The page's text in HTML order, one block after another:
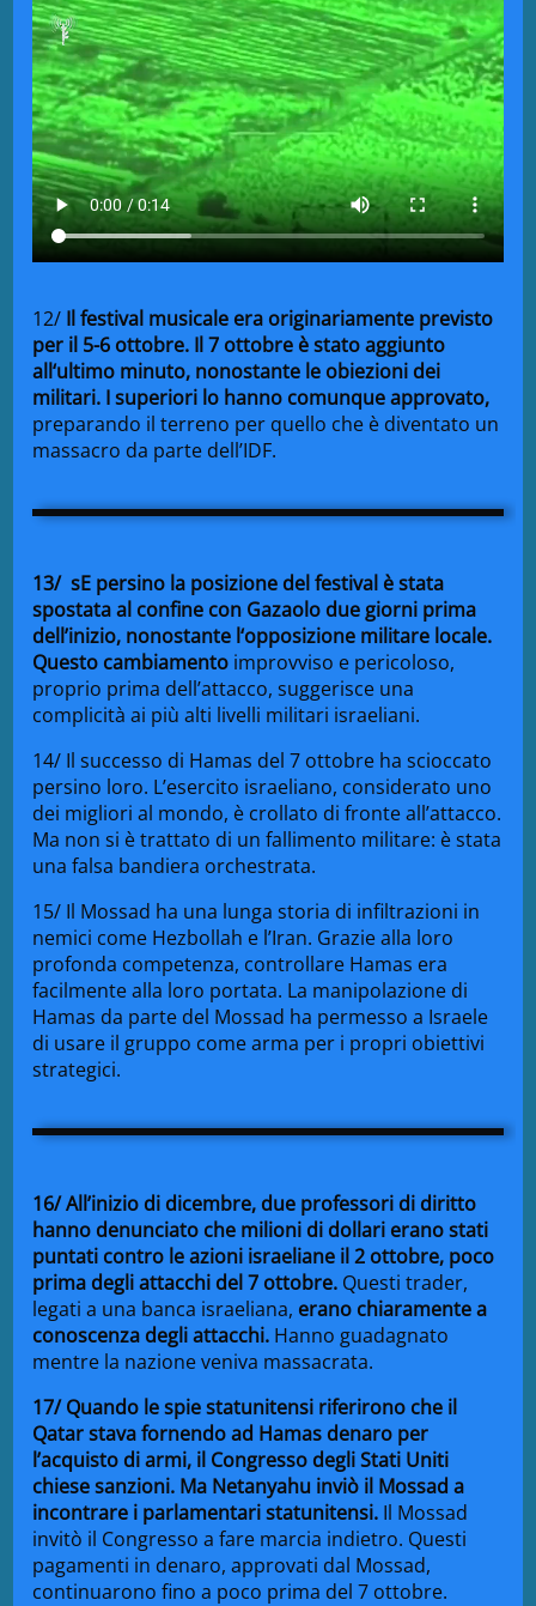
12/ Il festival musicale era originariamente previsto
per il 5-6 ottobre. Il7 ottobre èstato aggiunto
all‘ultimo minuto, nonostante le obiezioni dei
militari. Isuperiori lo hanno comunque approvato,
preparando il terreno per quello che è diventato un
massacro da parte dell’IDF.
13/ sE persino la posizione del festival è stata
spostataal confine con Gazaolo due giorni prima
dell’inizio, nonostante l‘opposizione militare locale.
Questo cambiamento improvviso e pericoloso,
proprio prima dell’attacco, suggerisce una
complicità ai piùalti livelli militari israeliani.
14/ Il successo di Hamas del 7 ottobre ha scioccato
persino loro. L’esercito israeliano, considerato uno
dei migliori al mondo, è crollato di fronte all’attacco.
Ma non si è trattato di un fallimento militare: è stata
una falsa bandiera orchestrata.
15/ Il Mossad ha una lunga storia di infiltrazioni in
nemici come Hezbollah e l’Iran. Grazie alla loro
profonda competenza, controllare Hamas era
facilmente alla loro portata. La manipolazione di
Hamas da parte del Mossad ha permesso a Israele
di usare il gruppo come arma per i propri obiettivi
strategici.
16/ All’inizio di dicembre, due professori di diritto
hanno denunciato che milioni di dollari erano stati
puntati contro le azioni israeliane il 2 ottobre, poco
prima degli attacchi del 7 ottobre. Questi trader,
legati a una banca israeliana, erano chiaramente a
conoscenza degli attacchi. Hanno guadagnato
mentre la nazione veniva massacrata.
17/ Quando le spie statunitensi riferirono che il
Qatar stava fornendo ad Hamas denaro per
l’acquisto di armi, il Congresso degli Stati Uniti
chiese sanzioni. Ma Netanyahu inviò il Mossad a
incontrare i parlamentari statunitensi. Il Mossad
invitò il Congresso a fare marcia indietro. Questi
pagamenti in denaro, approvati dal Mossad,
continuarono fino a poco prima del 7 ottobre.